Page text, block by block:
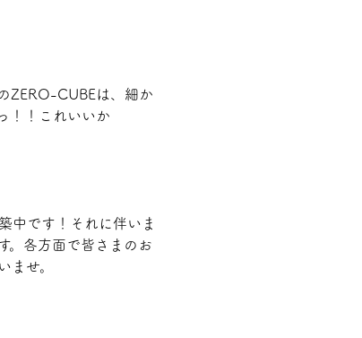
ZERO-CUBEは、細か
！！これいいか
中です！それに伴いま
。各方面で皆さまのお
ませ。